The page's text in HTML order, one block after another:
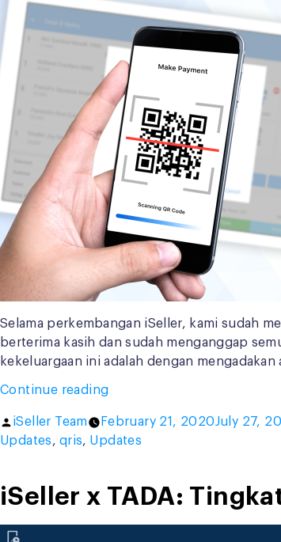
Selama perkembangan iSeller, kami sudah
berterima kasih dan sudah menganggap
kekeluargaan ini adalah dengan
Continue reading“Our
Merchant
Gathering,
New
QRIS
System
Posted
by
iSeller Team February 21, 2020July 27,
Updates, qris, Updates
iSeller x TADA: